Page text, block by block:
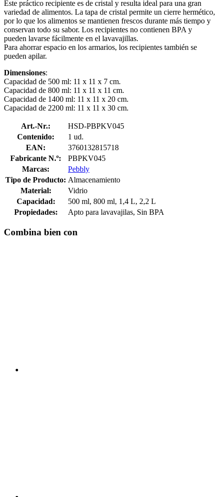
Este práctico recipiente es de cristal y resulta ideal para una gran
variedad de alimentos. La tapa de cristal permite un cierre hermético,
por lo que los alimentos se mantienen frescos durante más tiempo y
conservan todo su sabor. Los recipientes no contienen BPA y
pueden lavarse fácilmente en el lavavajillas.
Para ahorrar espacio en los armarios, los recipientes también se
pueden apilar.
Dimensiones:
Capacidad de 500 ml: 11 x 11 x 7 cm.
Capacidad de 800 ml: 11 x 11 x 11 cm.
Capacidad de 1400 ml: 11 x 11 x 20 cm.
Capacidad de 2200 ml: 11 x 11 x 30 cm.
Art.-Nr.:
HSD-PBPKV045
Contenido:
1 ud.
EAN:
3760132815718
Fabricante N.º:
PBPKV045
Marcas:
Pebbly
Tipo de Producto: Almacenamiento
Material:
Vidrio
Capacidad:
500 ml, 800 ml, 1,4 L, 2,2 L
Propiedades:
Apto para lavavajilas, Sin BPA
Combina bien con